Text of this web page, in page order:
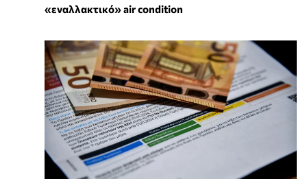
«εναλλακτικό» air condition